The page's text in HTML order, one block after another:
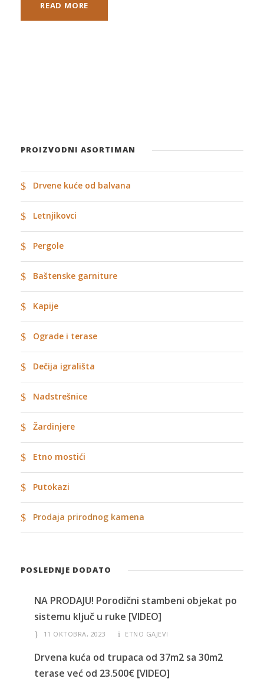
READ MORE
PROIZVODNI ASORTIMAN
Drvene kuće od balvana
Letnjikovci
Pergole
Baštenske garniture
Kapije
Ograde i terase
Dečija igrališta
Nadstrešnice
Žardinjere
Etno mostići
Putokazi
Prodaja prirodnog kamena
POSLEDNJE DODATO
NA PRODAJU! Porodični stambeni objekat po
sistemu ključ u ruke [VIDEO]
11 OKTOBRA, 2023 ETNO GAJEVI
Drvena kuća od trupaca od 37m2 sa 30m2
terase već od 23.500€ [VIDEO]